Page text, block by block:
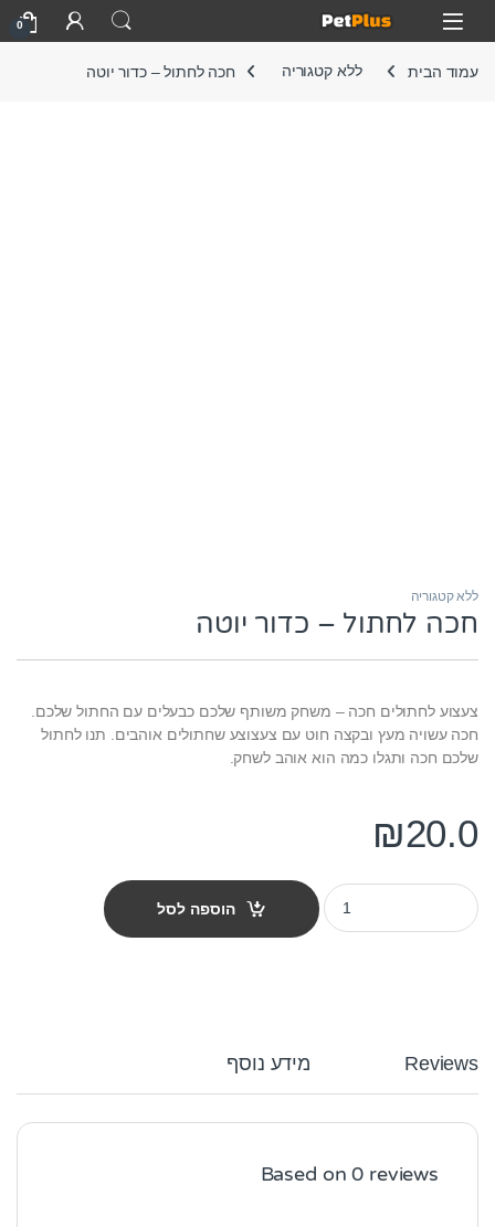
Skip to navigation
Skip to content
Open
0
עמוד הבית ללא קטגוריה חכה לחתול – כדור יוטה
ללא קטגוריה
חכה לחתול – כדור יוטה
צעצוע לחתולים חכה – משחק משותף שלכם כבעלים עם החתול שלכם.
חכה עשויה מעץ ובקצה חוט עם צעצוצע שחתולים אוהבים. תנו לחתול
שלכם חכה ותגלו כמה הוא אוהב לשחק.
₪20.0
חכה לחתול - כדור יוטה quantity
הוספה לסל
Reviews מידע נוסף
Based on 0 reviews